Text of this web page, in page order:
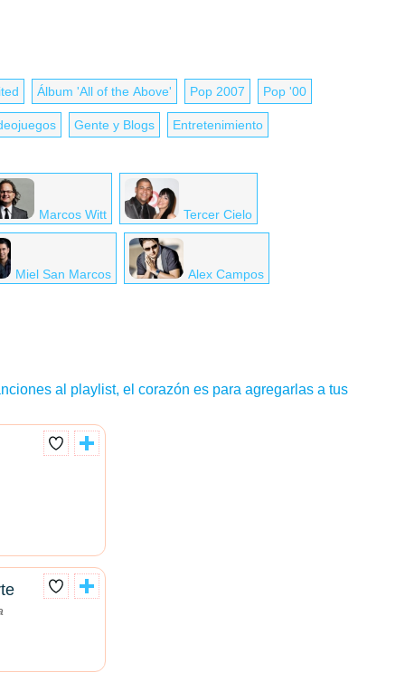
Álbum 'All of the Above' Pop 2007 Pop '00
Gente y Blogs Entretenimiento
Marcos Witt Tercer Cielo
Miel San Marcos Alex Campos
al playlist, el corazón es para agregarlas a tus